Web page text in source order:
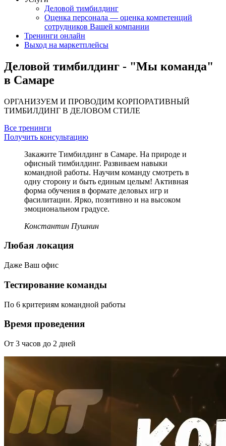
Деловой тимбилдинг
Оценка персонала — оценка компетенций
сотрудников Вашей компании
Тренинги онлайн
Выход на маркетплейсы
Деловой тимбилдинг - "Мы команда"
в Самаре
ОРГАНИЗУЕМ И ПРОВОДИМ КОРПОРАТИВНЫЙ
ТИМБИЛДИНГ В ДЕЛОВОМ СТИЛЕ
Все тренинги
Получить консультацию
Закажите Тимбилдинг в Самаре. На природе и
офисный тимбилдинг. Развиваем навыки
командной работы. Научим команду смотреть в
одну сторону и быть единым целым! Активная
форма обучения в формате деловых игр и
фасилитации. Ярко, позитивно и на высоком
эмоциональном градусе.
Константин Пушнин
Любая локация
Даже Ваш офис
Тестирование команды
По 6 критериям командной работы
Время проведения
От 3 часов до 2 дней